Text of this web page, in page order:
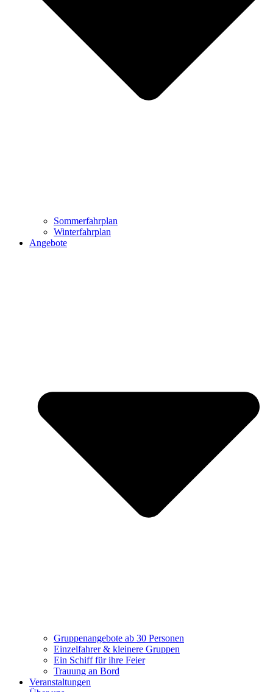
Sommerfahrplan
Winterfahrplan
Angebote
Gruppenangebote ab 30 Personen
Einzelfahrer & kleinere Gruppen
Ein Schiff für ihre Feier
Trauung an Bord
Veranstaltungen